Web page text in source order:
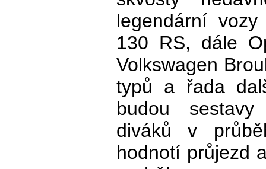
legendární
130 RS, dále
Volkswagen
typů a řada
budou
diváků v
hodnotí průjezd